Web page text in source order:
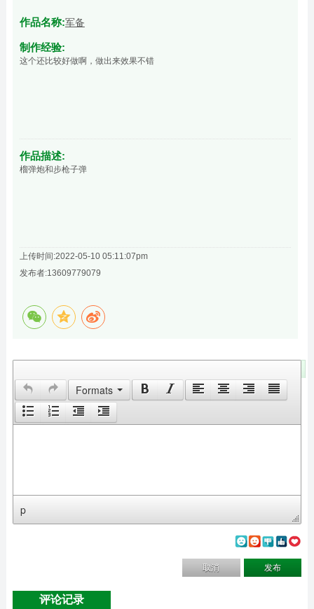
作品名称:军备
制作经验:
这个还比较好做啊，做出来效果不错
作品描述:
榴弹炮和步枪子弹
上传时间:2022-05-10 05:11:07pm
发布者:13609779079
Formats
p
发布
取消
评论记录